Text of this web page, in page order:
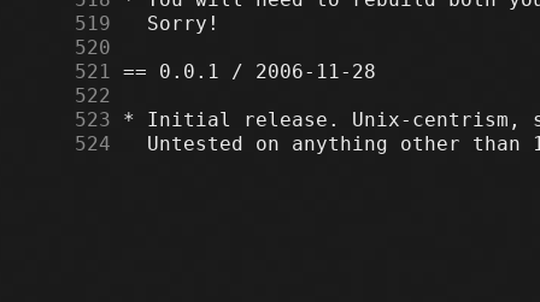
    519
    520
    521
    522
    523
    524